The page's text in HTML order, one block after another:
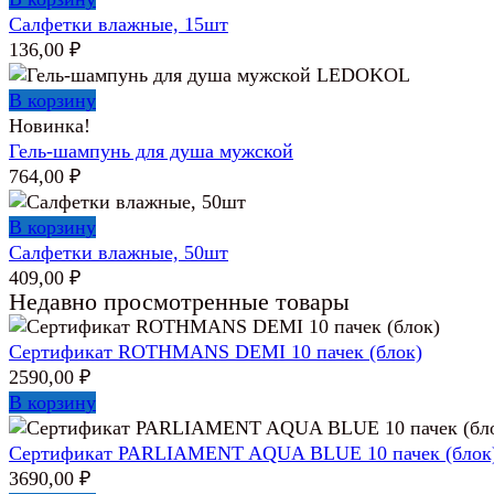
Салфетки влажные, 15шт
136,00 ₽
В корзину
Новинка!
Гель-шампунь для душа мужской
764,00 ₽
В корзину
Салфетки влажные, 50шт
409,00 ₽
Недавно просмотренные товары
Сертификат ROTHMANS DEMI 10 пачек (блок)
2590,00 ₽
В корзину
Сертификат PARLIAMENT AQUA BLUE 10 пачек
3690,00 ₽